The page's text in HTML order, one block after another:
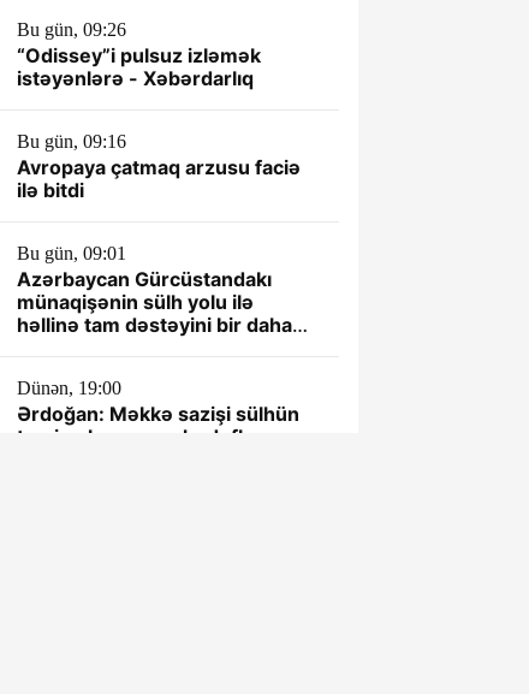
Bu gün, 09:26
“Odissey”i pulsuz izləmək
istəyənlərə - Xəbərdarlıq
Bu gün, 09:16
Avropaya çatmaq arzusu faciə
ilə bitdi
Bu gün, 09:01
Azərbaycan Gürcüstandakı
münaqişənin sülh yolu ilə
həllinə tam dəstəyini bir daha
Dünən, 19:00
Ərdoğan: Məkkə sazişi sülhün
təmin olunmasını hədəfləyən